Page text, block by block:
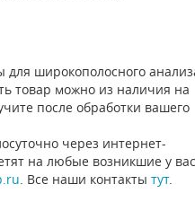
широкополосного
товар можно из наличия на
после обработки вашего
через интернет-
на любые возникшие у вас
. Все наши контакты тут.